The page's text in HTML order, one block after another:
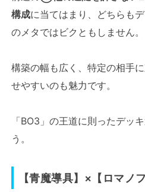
構成に当てはまり、どちらも
のメタではビクともしません。
構築の幅も広く、特定の相手
せやすいのも魅力です。
「BO3」の王道に則ったデッ
う。
【青魔導具】×【ロマノ